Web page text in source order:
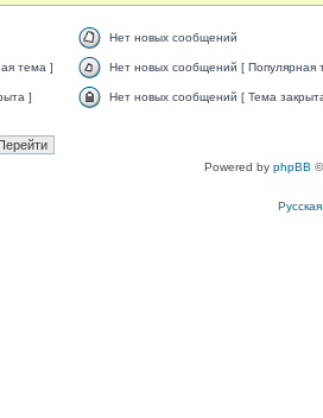
Нет новых сообщений
тема ] Нет новых сообщений [ Популярная
] Нет новых сообщений [ Тема
Powered by phpBB